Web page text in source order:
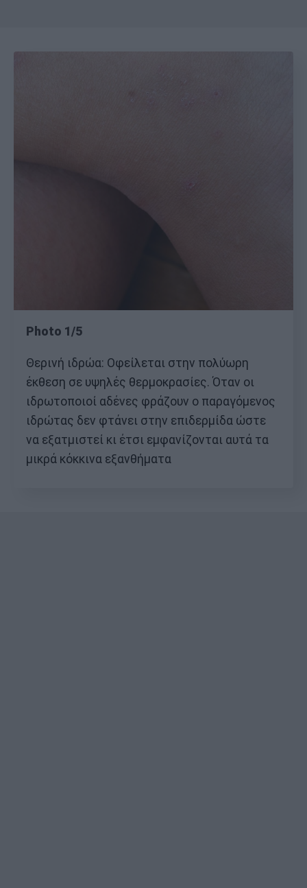
Photo 1/5
Θερινή ιδρώα: Οφείλεται στην πολύωρη
έκθεση σε υψηλές θερμοκρασίες. Όταν οι
ιδρωτοποιοί αδένες φράζουν ο παραγόμενος
ιδρώτας δεν φτάνει στην επιδερμίδα ώστε
να εξατμιστεί κι έτσι εμφανίζονται αυτά τα
μικρά κόκκινα εξανθήματα